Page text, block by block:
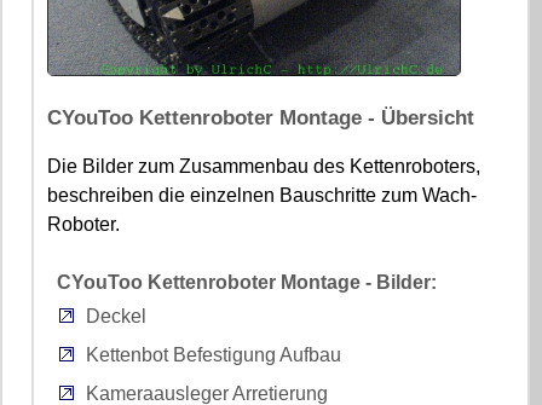
CYouToo Kettenroboter Montage - Übersicht
Die Bilder zum Zusammenbau des Kettenroboters,
beschreiben die einzelnen Bauschritte zum Wach-
Roboter.
CYouToo Kettenroboter Montage - Bilder:
Deckel
Kettenbot Befestigung Aufbau
Kameraausleger Arretierung